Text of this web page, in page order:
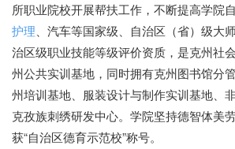
所职业院校开展帮扶工作，不断提高学院
护理、汽车等国家级、自治区（省）级大
治区级职业技能等级评价资质，是克州社
州公共实训基地，同时拥有克州图书馆分
州培训基地、服装设计与制作实训基地、
克孜族刺绣研发中心。学院坚持德智体美劳
获“自治区德育示范校”称号。